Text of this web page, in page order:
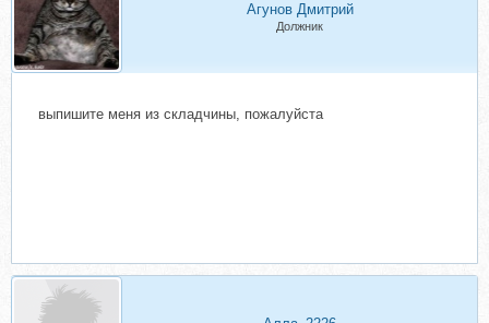
Агунов Дмитрий
Должник
выпишите меня из складчины, пожалуйста